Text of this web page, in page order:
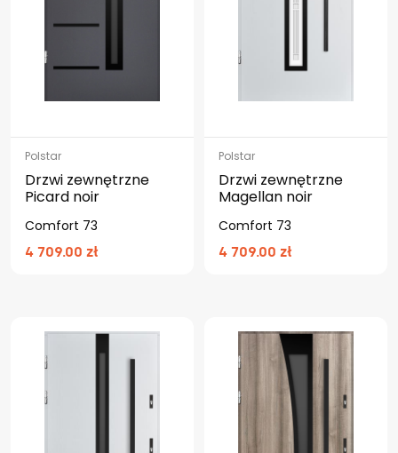
Polstar
Drzwi zewnętrzne
Picard noir
Comfort 73
4 709.00 zł
Polstar
Drzwi zewnętrzne
Magellan noir
Comfort 73
4 709.00 zł